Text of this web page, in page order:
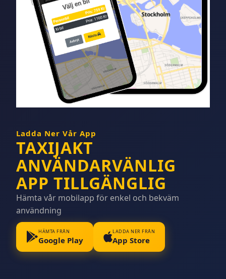
Ladda Ner Vår App
TAXIJAKT
ANVÄNDARVÄNLIG
APP TILLGÄNGLIG
Hämta vår mobilapp för enkel och bekväm
användning
HÄMTA FRÅN
Google Play
LADDA NER FRÅN
App Store